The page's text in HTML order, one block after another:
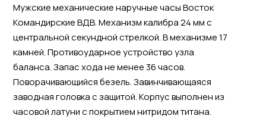
Мужские механические наручные часы Восток
Командирские ВДВ. Механизм калибра 24 мм с
центральной секундной стрелкой. В механизме 17
камней. Противоударное устройство узла
баланса. Запас хода не менее 36 часов.
Поворачивающийся безель. Завинчивающаяся
заводная головка с защитой. Корпус выполнен из
часовой латуни с покрытием нитридом титана.